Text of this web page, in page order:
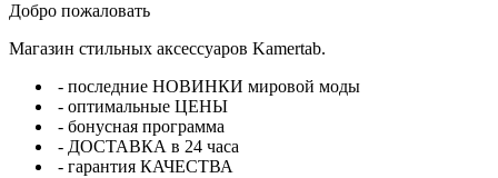
Добро пожаловать
Магазин стильных аксессуаров Kamertab.
- последние НОВИНКИ мировой моды
- оптимальные ЦЕНЫ
- бонусная программа
- ДОСТАВКА в 24 часа
- гарантия КАЧЕСТВА